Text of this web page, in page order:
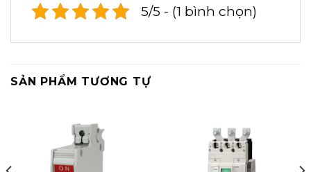
5/5 - (1 bình chọn)
SẢN PHẨM TƯƠNG TỰ